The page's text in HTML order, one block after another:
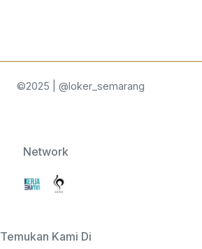
©2025 | @loker_semarang
Network
Temukan Kami Di